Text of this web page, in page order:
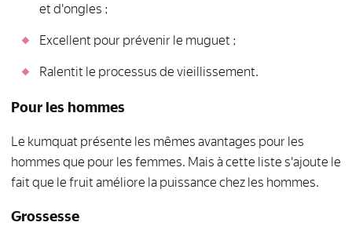
et d'ongles ;
Excellent pour prévenir le muguet ;
Ralentit le processus de vieillissement.
Pour les hommes
Le kumquat présente les mêmes avantages pour les
hommes que pour les femmes. Mais à cette liste s'ajoute le
fait que le fruit améliore la puissance chez les hommes.
Grossesse